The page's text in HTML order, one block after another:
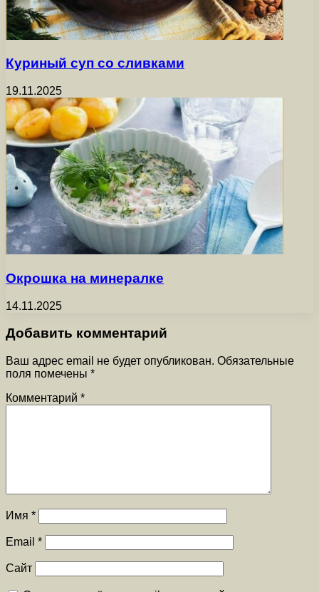
Куриный суп со сливками
19.11.2025
Окрошка на минералке
14.11.2025
Добавить комментарий
Ваш адрес email не будет опубликован. Обязательные
поля помечены *
Комментарий *
Имя *
Email *
Сайт